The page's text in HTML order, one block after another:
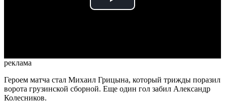
Play
реклама
Героем матча стал Михаил Грицына, который трижды поразил
ворота грузинской сборной. Еще один гол забил Александр
Колесников.